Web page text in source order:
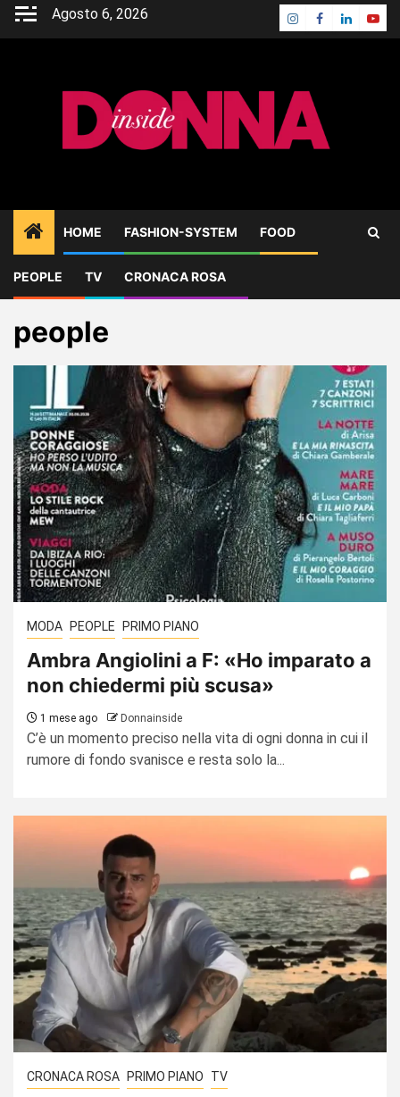
Skip
Agosto 6, 2026 Instagram
Facebook
Linkedin
HOME FASHION-SYSTEM FOOD
PEOPLE TV CRONACA ROSA
Home Blog people
people
MODA PEOPLE PRIMO PIANO
Ambra Angiolini a F: «Ho imparato a
non chiedermi più scusa»
1 mese ago Donnainside
C’è un momento preciso nella vita di ogni donna in cui il
rumore di fondo svanisce e resta solo la...
CRONACA ROSA PRIMO PIANO TV